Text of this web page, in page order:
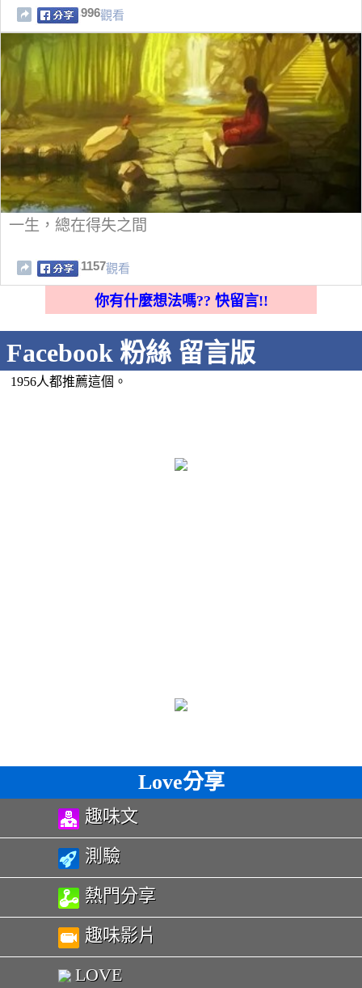
996觀看
一生，總在得失之間
1157觀看
你有什麼想法嗎?? 快留言!!
Facebook 粉絲 留言版
1956人都推薦這個。
Love分享
趣味文
測驗
熱門分享
趣味影片
LOVE